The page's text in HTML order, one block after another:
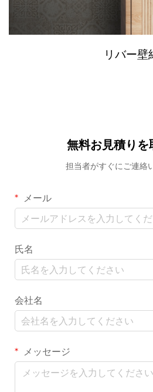
リバー壁
無料お見積りを
担当者がすぐにご連絡
メール
氏名
会社名
メッセージ